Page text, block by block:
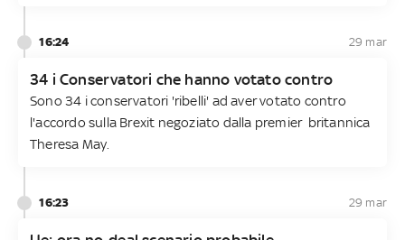
16:24 29 mar
34 i Conservatori che hanno votato contro
Sono 34 i conservatori 'ribelli' ad aver votato contro
l'accordo sulla Brexit negoziato dalla premier britannica
Theresa May.
16:23 29 mar